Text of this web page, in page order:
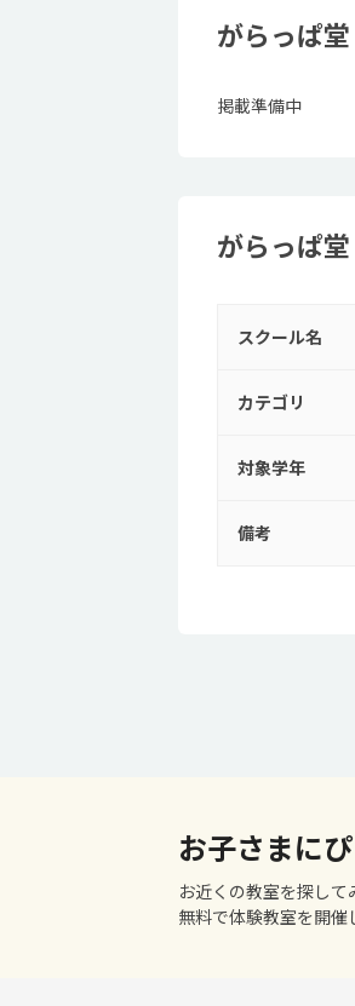
がらっぱ
掲載準備中
がらっぱ
スクール名
カテゴリ
対象学年
備考
お子さまに
お近くの教室を探して
無料で体験教室を開